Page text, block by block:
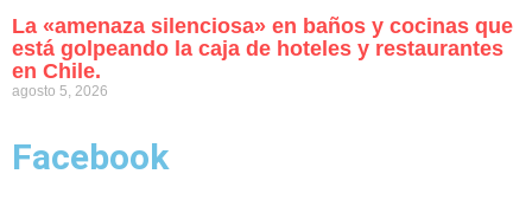
La «amenaza silenciosa» en baños y cocinas que
está golpeando la caja de hoteles y restaurantes
en Chile.
agosto 5, 2026
Facebook